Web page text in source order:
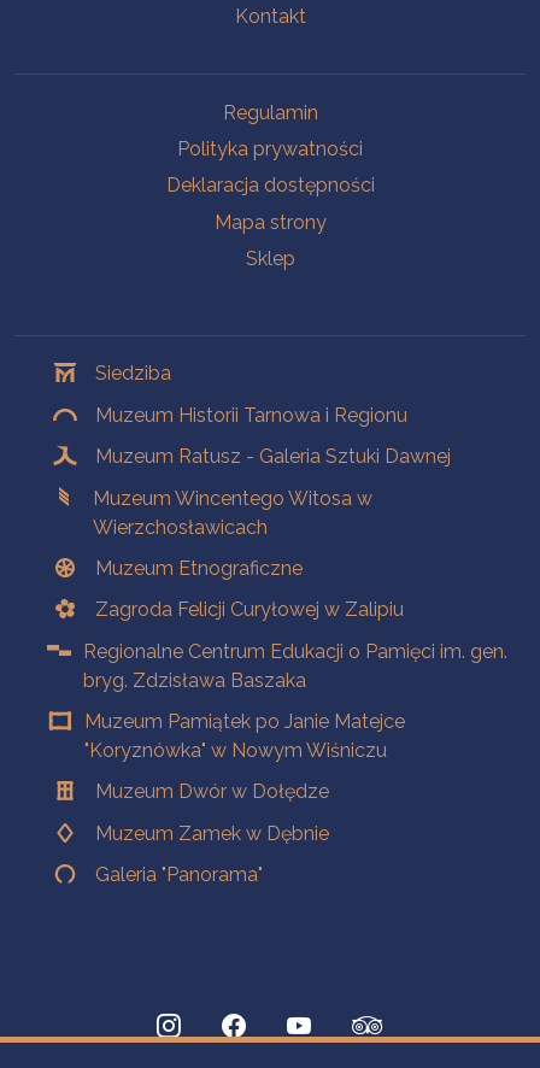
Kontakt
Regulamin
Polityka prywatności
Deklaracja dostępności
Mapa strony
Sklep
Siedziba
Muzeum Historii Tarnowa i Regionu
Muzeum Ratusz - Galeria Sztuki Dawnej
Muzeum Wincentego Witosa w
Wierzchosławicach
Muzeum Etnograficzne
Zagroda Felicji Curyłowej w Zalipiu
Regionalne Centrum Edukacji o Pamięci im. gen.
bryg. Zdzisława Baszaka
Muzeum Pamiątek po Janie Matejce
"Koryznówka" w Nowym Wiśniczu
Muzeum Dwór w Dołędze
Muzeum Zamek w Dębnie
Galeria "Panorama"